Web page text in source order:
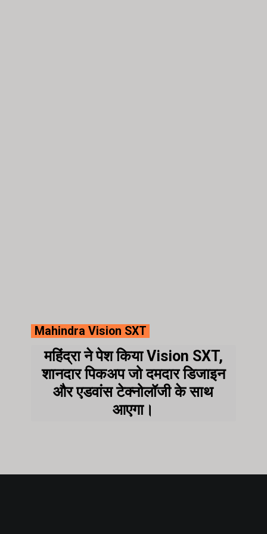
Mahindra Vision SXT
महिंद्रा ने पेश किया Vision SXT,
शानदार पिकअप जो दमदार डिजाइन
और एडवांस टेक्नोलॉजी के साथ
आएगा।